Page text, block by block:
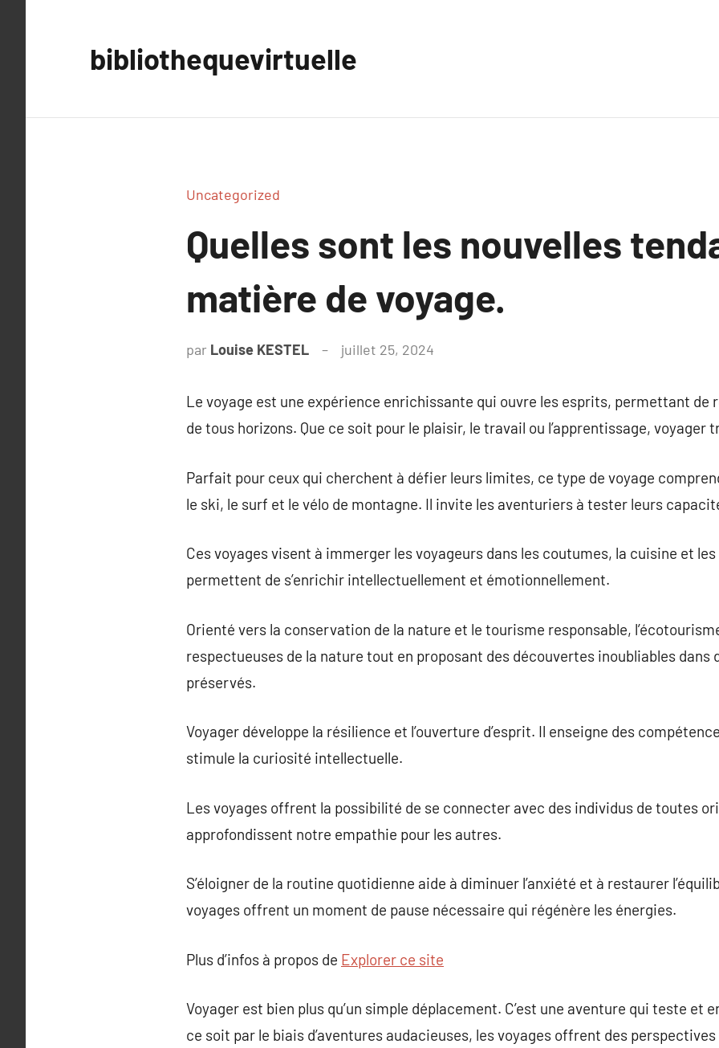
bibliothequevirtuelle
Uncategorized
Quelles sont les nouvelles
matière de voyage.
par Louise KESTEL juillet 25, 2024
Le voyage est une expérience enrichissante qui ouvre les esprits, permettant de
de tous horizons. Que ce soit pour le plaisir, le travail ou l’apprentissage, voyager
Parfait pour ceux qui cherchent à défier leurs limites, ce type de voyage
le ski, le surf et le vélo de montagne. Il invite les aventuriers à tester leurs
Ces voyages visent à immerger les voyageurs dans les coutumes, la cuisine et
permettent de s’enrichir intellectuellement et émotionnellement.
Orienté vers la conservation de la nature et le tourisme responsable,
respectueuses de la nature tout en proposant des découvertes inoubliables dans
préservés.
Voyager développe la résilience et l’ouverture d’esprit. Il enseigne des
stimule la curiosité intellectuelle.
Les voyages offrent la possibilité de se connecter avec des individus de toutes
approfondissent notre empathie pour les autres.
S’éloigner de la routine quotidienne aide à diminuer l’anxiété et à restaurer
voyages offrent un moment de pause nécessaire qui régénère les énergies.
Plus d’infos à propos de Explorer ce site
Voyager est bien plus qu’un simple déplacement. C’est une aventure qui teste et
ce soit par le biais d’aventures audacieuses, les voyages offrent des